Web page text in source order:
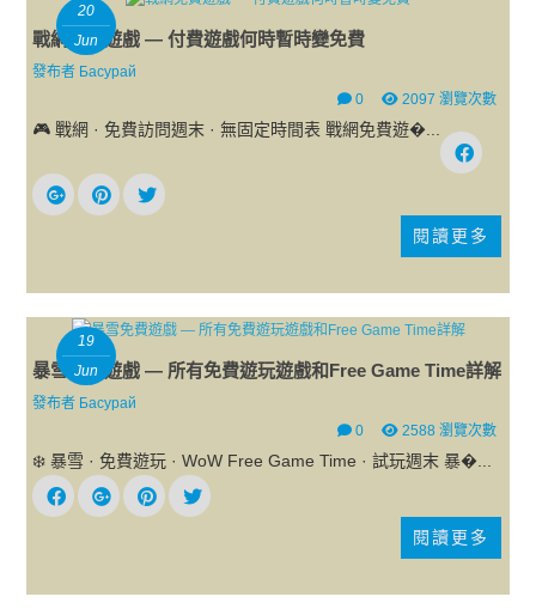
20
Jun
戰網免費遊戲 — 付費遊戲何時暫時變免費
發布者 Басурай
0
2097 瀏覽次數
🎮 戰網 · 免費訪問週末 · 無固定時間表 戰網免費遊�...
閱讀更多
19
Jun
暴雪免費遊戲 — 所有免費遊玩遊戲和Free Game Time詳解
發布者 Басурай
0
2588 瀏覽次數
❄️ 暴雪 · 免費遊玩 · WoW Free Game Time · 試玩週末 暴�...
閱讀更多